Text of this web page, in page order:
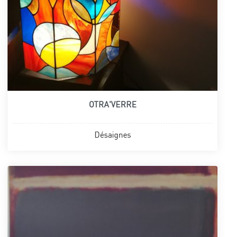
OTRA'VERRE
Désaignes